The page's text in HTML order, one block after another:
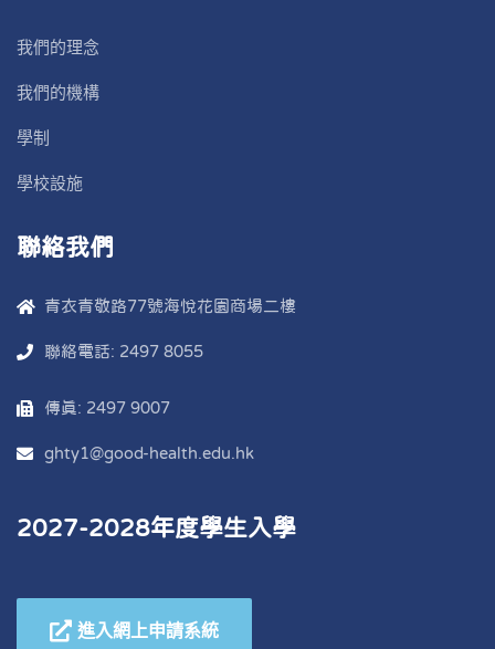
我們的理念
我們的機構
學制
學校設施
聯絡我們
青衣青敬路77號海悅花園商場二樓
聯絡電話: 2497 8055
傳真: 2497 9007
ghty1@good-health.edu.hk
2027-2028年度學生入學
進入網上申請系統